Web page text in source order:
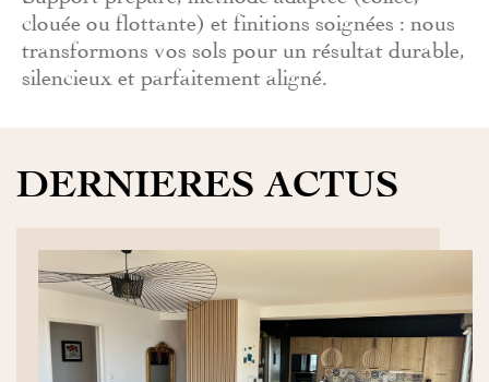
clouée ou flottante) et finitions soignées : nous
transformons vos sols pour un résultat durable,
silencieux et parfaitement aligné.
DERNIERES ACTUS